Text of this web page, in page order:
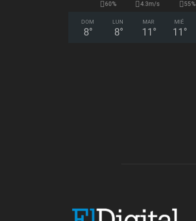
60% 4.3m/s 55%
DOM
8°
LUN
8°
MAR
11 °
MIÉ
11 °